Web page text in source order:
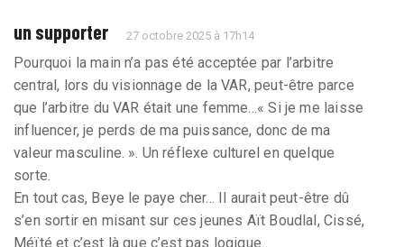
un supporter 27 octobre 2025 à 17h14
Pourquoi la main n’a pas été acceptée par l’arbitre
central, lors du visionnage de la VAR, peut-être parce
que l’arbitre du VAR était une femme...« Si je me laisse
influencer, je perds de ma puissance, donc de ma
valeur masculine. ». Un réflexe culturel en quelque
sorte.
En tout cas, Beye le paye cher... Il aurait peut-être dû
s’en sortir en misant sur ces jeunes Aït Boudlal, Cissé,
Méïté et c’est là que c’est pas logique.